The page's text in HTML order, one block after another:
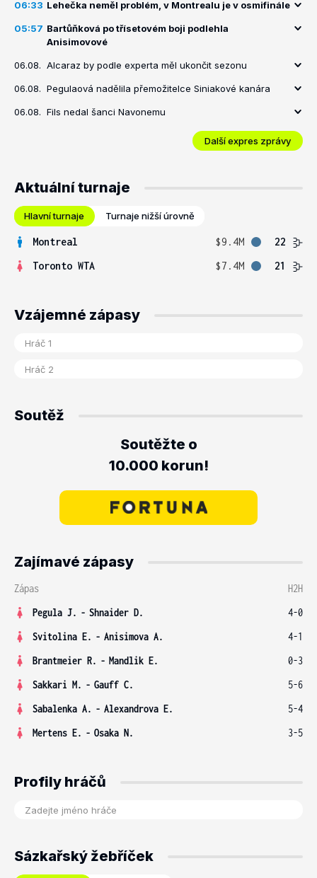
06:33 Lehečka neměl problém, v Montrealu je v osmifinále
05:57 Bartůňková po třísetovém boji podlehla
Anisimovové
06.08. Alcaraz by podle experta měl ukončit sezonu
06.08. Pegulaová nadělila přemožitelce Siniakové kanára
06.08. Fils nedal šanci Navonemu
Další expres zprávy
Aktuální turnaje
Hlavní turnaje Turnaje nižší úrovně
Montreal $9.4M
22
Toronto WTA
$7.4M 21
Vzájemné zápasy
Soutěž
Soutěžte o
10.000 korun!
Zajímavé zápasy
Zápas
H2H
Pegula J. - Shnaider D.
4-0
Svitolina E. - Anisimova A.
4-1
Brantmeier R. - Mandlik E.
0-3
Sakkari M. - Gauff C.
5-6
Sabalenka A. - Alexandrova E.
5-4
Mertens E. - Osaka N. 3-5
Profily hráčů
Sázkařský žebříček